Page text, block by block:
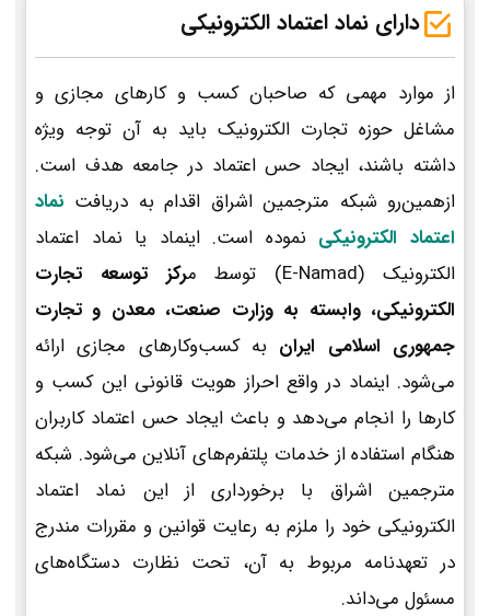
دارای نماد اعتماد الکترونیکی
از موارد مهمی که صاحبان کسب و کارهای مجازی و
مشاغل حوزه تجارت الکترونیک باید به آن توجه ویژه
داشته باشند، ایجاد حس اعتماد در جامعه هدف است.
ازهمین‌رو شبکه مترجمین اشراق اقدام به دریافت نماد
اعتماد الکترونیکی نموده است. اینماد یا نماد اعتماد
الکترونیک (E-Namad) توسط م
رکز توسعه تجارت
الکترونیکی، وابسته به وزارت صنعت، معدن و تجارت
جمهوری اسلامی ایران به کسب‌وکارهای مجازی ارائه
می‌شود. اینماد در واقع احراز هویت قانونی این کسب و
کارها را انجام می‌دهد و باعث ایجاد حس اعتماد کاربران
هنگام استفاده از خدمات پلتفرم‌های آنلاین می‌شود. شبکه
مترجمین اشراق با برخورداری از این نماد اعتماد
الکترونیکی خود را ملزم به رعایت قوانین و مقررات مندرج
در تعهدنامه مربوط به آن، تحت نظارت دستگاه‌های
مسئول می‌داند.